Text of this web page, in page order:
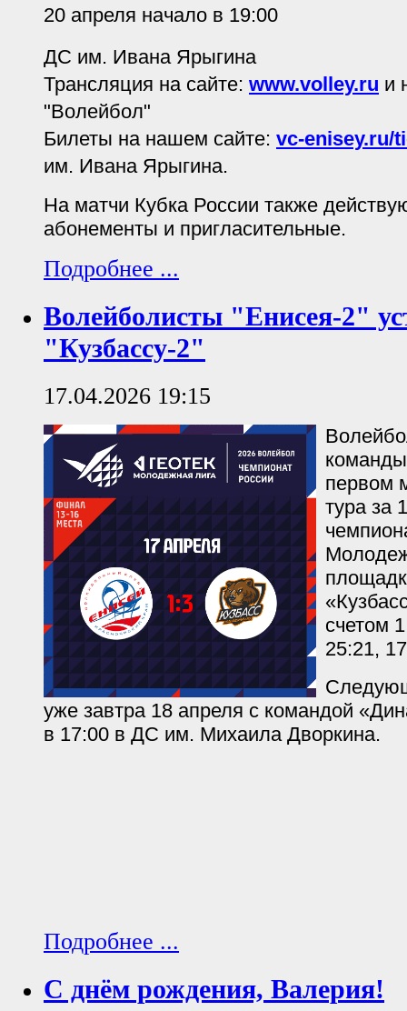
20 апреля начало в 19:00
ДС им. Ивана Ярыгина
Трансляция на сайте: www.volley.ru и
"Волейбол"
Билеты на нашем сайте: vc-enisey.ru/
им. Ивана Ярыгина.
На матчи Кубка России также
абонементы и пригласительные.
Подробнее ...
Волейболисты "Енисея-2"
"Кузбассу-2"
17.04.2026 19:15
первом
тура за
счетом
25:21,
уже завтра 18 апреля с командой
в 17:00 в ДС им. Михаила Дворкина.
Подробнее ...
С днём рождения, Валерия!